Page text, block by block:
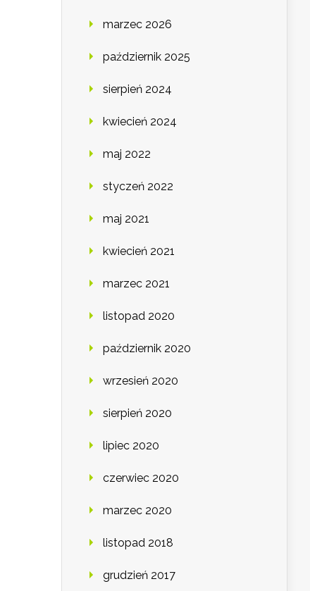
marzec 2026
październik 2025
sierpień 2024
kwiecień 2024
maj 2022
styczeń 2022
maj 2021
kwiecień 2021
marzec 2021
listopad 2020
październik 2020
wrzesień 2020
sierpień 2020
lipiec 2020
czerwiec 2020
marzec 2020
listopad 2018
grudzień 2017